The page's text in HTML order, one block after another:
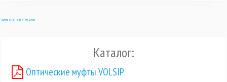
Joomla SEF URLs by Artio
Каталог:
Оптические муфты VOLSIP